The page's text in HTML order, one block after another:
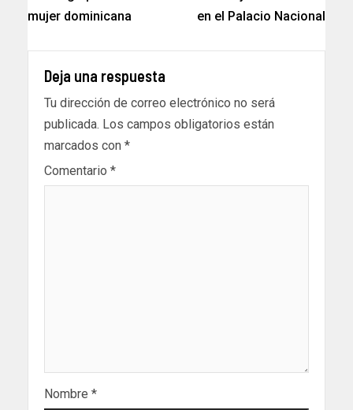
mujer dominicana
en el Palacio Nacional
Deja una respuesta
Tu dirección de correo electrónico no será
publicada. Los campos obligatorios están
marcados con *
Comentario *
Nombre *